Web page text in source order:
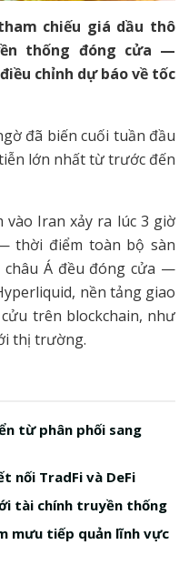
chiếu giá dầu thô
thống đóng cửa —
chỉnh dự báo về tốc
đã biến cuối tuần đầu
lớn nhất từ trước đến
vào Iran xảy ra lúc 3 giờ
thời điểm toàn bộ sàn
châu Á đều đóng cửa —
nền tảng giao
trên blockchain, như
thị trường.
từ phân phối sang
nối TradFi và DeFi
tài chính truyền thống
mưu tiếp quản lĩnh vực